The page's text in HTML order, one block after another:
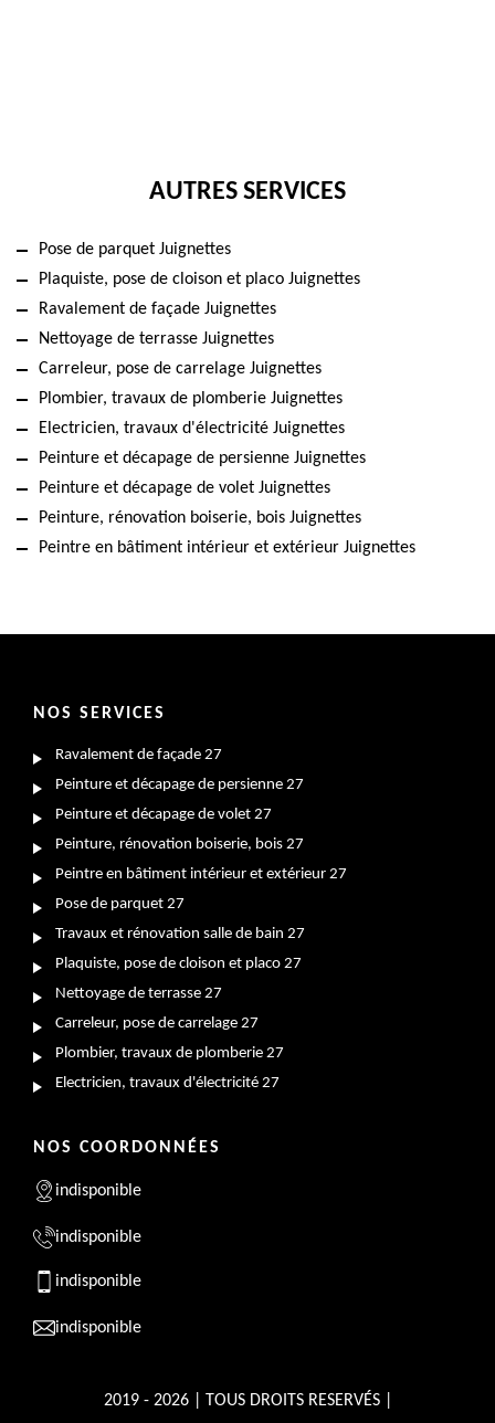
AUTRES SERVICES
Pose de parquet Juignettes
Plaquiste, pose de cloison et placo Juignettes
Ravalement de façade Juignettes
Nettoyage de terrasse Juignettes
Carreleur, pose de carrelage Juignettes
Plombier, travaux de plomberie Juignettes
Electricien, travaux d'électricité Juignettes
Peinture et décapage de persienne Juignettes
Peinture et décapage de volet Juignettes
Peinture, rénovation boiserie, bois Juignettes
Peintre en bâtiment intérieur et extérieur Juignettes
NOS SERVICES
Ravalement de façade 27
Peinture et décapage de persienne 27
Peinture et décapage de volet 27
Peinture, rénovation boiserie, bois 27
Peintre en bâtiment intérieur et extérieur 27
Pose de parquet 27
Travaux et rénovation salle de bain 27
Plaquiste, pose de cloison et placo 27
Nettoyage de terrasse 27
Carreleur, pose de carrelage 27
Plombier, travaux de plomberie 27
Electricien, travaux d'électricité 27
NOS COORDONNÉES
indisponible
indisponible
indisponible
indisponible
2019 - 2026 | TOUS DROITS RESERVÉS |